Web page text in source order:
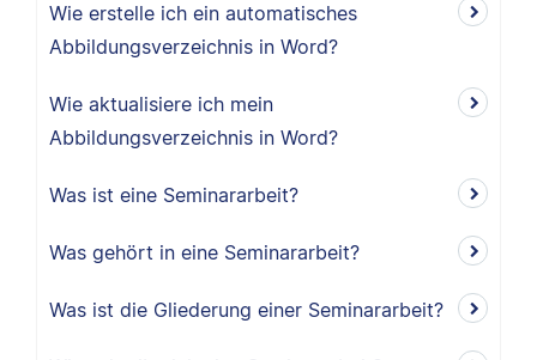
Wie erstelle ich ein automatisches
Abbildungsverzeichnis in Word?
Wie aktualisiere ich mein
Abbildungsverzeichnis in Word?
Was ist eine Seminararbeit?
Was gehört in eine Seminararbeit?
Was ist die Gliederung einer Seminararbeit?